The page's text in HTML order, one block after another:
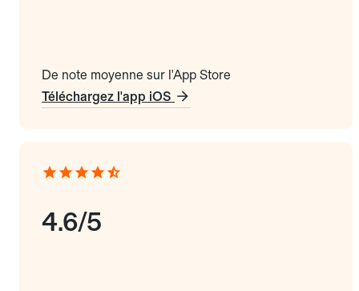
De note moyenne sur l'App Store
Téléchargez l'app iOS
4.6/5